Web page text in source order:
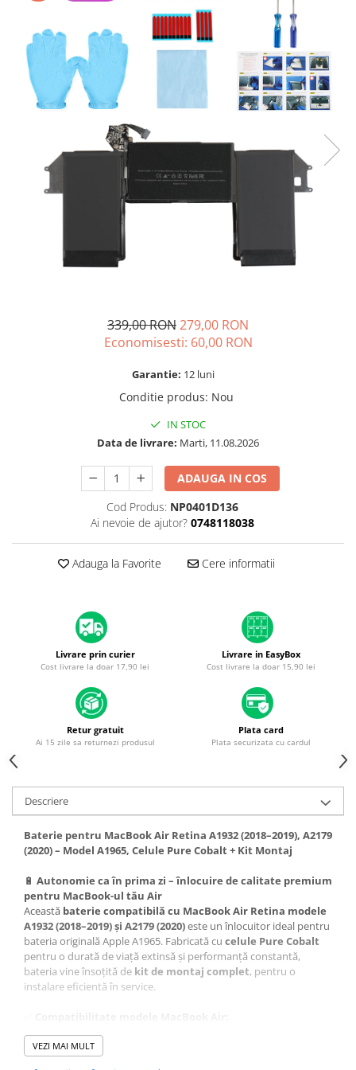
A2289 (Retina 13” 2020)
A2338 (M1/M2 13” 2020-2022)
A2442 (M1 14” 2021)
A2485 (M1 16” 2021)
A2779 (M2 14” 2023)
A2918 (M3 14” 2023)
A2992 (M3 14” 2023)
Top Piese Mac
Incarcatoare MacBook
A1369 (13” 2010-2011)
A1466 (13” 2012-2017)
A2179 (13” 2020)
A2337 (M1 13” 2020)
A2681 (M2 13” 2022)
A2941 (M2 15” 2023)
A3113 (M3 13” 2024)
A3240 (M4 13” 2025)
MacBook Pro
A1286 (Unibody 15” 2008-2012)
A1297 (Unibody 17” 2009-2011)
MacBook
A1534 (Retina 12” 2015-2017)
Piese & Accesorii iPhone
iPhone 16 Pro Max
iPhone 16 Pro
iPhone 17 Pro
iPhone 15 Pro Max
iPhone 16 Plus
iPhone 15 Pro
iPhone 16
iPhone 15 Plus
iPhone 15
iPhone 14 Pro Max
iPhone 14 Plus
339,00 RON279,00 RON
Economisesti: 60,00 RON
Garantie: 12 luni
Conditie produs: Nou
IN STOC
Data de livrare: Marti, 11.08.2026
ADAUGA IN COS
Cod Produs: NP0401D136
Ai nevoie de ajutor? 0748118038
Adauga la Favorite Cere informatii
Livrare prin curier
Cost livrare la doar 17,90 lei
Livrare in EasyBox
Cost livrare la doar 15,90 lei
Retur gratuit
Ai 15 zile sa returnezi produsul
Plata card
Plata securizata cu cardul
Descriere
Baterie pentru MacBook Air Retina A1932 (2018–2019), A2179
(2020) – Model A1965, Celule Pure Cobalt + Kit Montaj
🔋 Autonomie ca în prima zi – înlocuire de calitate premium
pentru MacBook-ul tău Air
Această baterie compatibilă cu MacBook Air Retina modele
A1932 (2018–2019) și A2179 (2020)este un înlocuitor ideal pentru
bateria originală Apple A1965. Fabricată cu celule Pure Cobalt
pentru o durată de viață extinsă și performanță constantă,
bateria vine însoțită de kit de montaj complet, pentru o
instalare eficientă în service.
A1932 (Retina 13", 2018–2019)
A2179 (Retina 13", 2020)
VEZI MAI MULT